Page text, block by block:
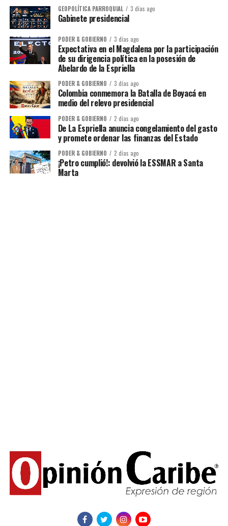
GEOPOLÍTICA PARROQUIAL 3 días ago
Gabinete presidencial
PODER & GOBIERNO 3 días ago
Expectativa en el Magdalena por la participación
de su dirigencia política en la posesión de
Abelardo de la Espriella
PODER & GOBIERNO 3 días ago
Colombia conmemora la Batalla de Boyacá en
medio del relevo presidencial
PODER & GOBIERNO 2 días ago
De La Espriella anuncia congelamiento del gasto
y promete ordenar las finanzas del Estado
PODER & GOBIERNO 2 días ago
¡Petro cumplió!: devolvió la ESSMAR a Santa
Marta